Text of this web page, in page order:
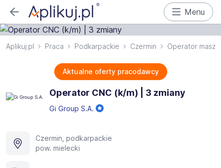
Menu
Aplikuj.pl Praca Podkarpackie Czermin Operator
Aktualne oferty pracodawcy
Operator CNC (k/m) | 3 zmiany
Gi Group S.A.
Czermin, podkarpackie
pow. mielecki